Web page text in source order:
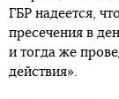
ГБР надеется,
пресечения в
и тогда же
действия».